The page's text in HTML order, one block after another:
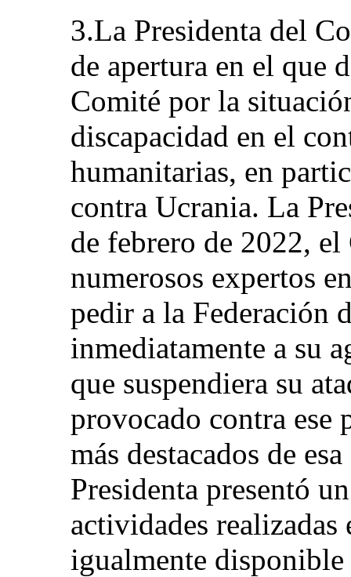
3.La Presidenta del
de apertura en el que
Comité por la
discapacidad en el
humanitarias, en
contra Ucrania. La
de febrero de 2022, el
numerosos expertos
pedir a la Federación
inmediatamente a su
que suspendiera su
provocado contra ese
más destacados de
Presidenta presentó
actividades realizadas
igualmente